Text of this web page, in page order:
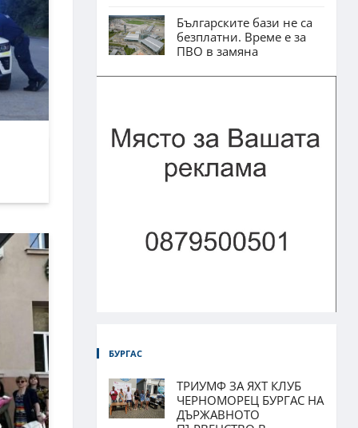
Българските бази не са
безплатни. Време е за
ПВО в замяна
БУРГАС
ТРИУМФ ЗА ЯХТ КЛУБ
ЧЕРНОМОРЕЦ БУРГАС НА
ДЪРЖАВНОТО